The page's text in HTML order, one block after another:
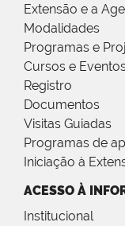
Extensão e a
Modalidades
Programas e
Cursos e
Registro
Documentos
Visitas Guiadas
Programas de
Iniciação à
ACESSO À
Institucional